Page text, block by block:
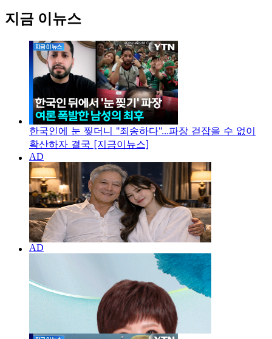
지금 이뉴스
한국인에 눈 찢더니 "죄송하다"...파장 걷잡을 수 없이
확산하자 결국 [지금이뉴스]